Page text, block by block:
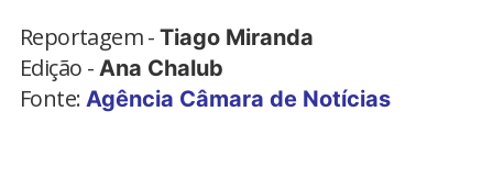
Reportagem -Tiago Miranda
Edição - Ana Chalub
Fonte: Agência Câmara de Notícias